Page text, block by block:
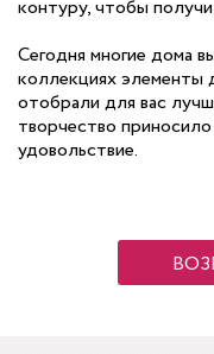
контуру, чтобы
Сегодня многие дома
коллекциях элементы
отобрали для вас
творчество
удовольствие.